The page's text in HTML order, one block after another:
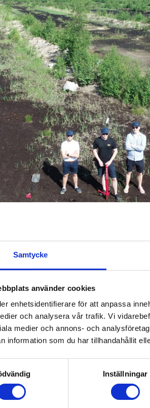
Samtycke
använder cookies
enhetsidentifierare för att anpassa
och analysera vår trafik. Vi
medier och annons- och
information som du har tillhandahållit
Inställningar